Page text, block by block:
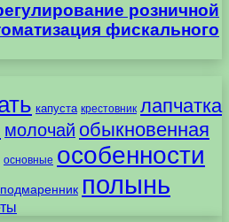
розничной
фискального
капуста крестовник лапчатка
молочай обыкновенная
основные особенности
подмаренник полынь